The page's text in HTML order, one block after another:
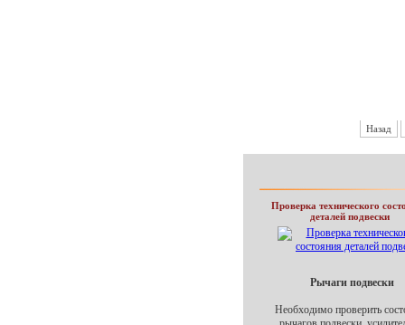
Назад
Проверка технического
деталей подвески
Рычаги подвески
Необходимо проверить